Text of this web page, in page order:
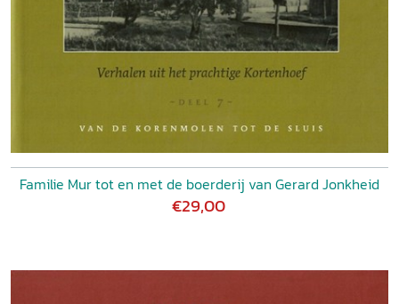
Familie Mur tot en met de boerderij van Gerard Jonkheid
€29,00